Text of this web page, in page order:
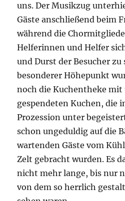
uns. Der Musikzug
Gäste anschließend beim
während die
Helferinnen und Helfer
und Durst der Besucher
besonderer Höhepunkt
noch die Kuchentheke mit
gespendeten Kuchen, die
Prozession unter
schon ungeduldig auf die
wartenden Gäste vom
Zelt gebracht wurden. Es
nicht mehr lange, bis nur
von dem so herrlich